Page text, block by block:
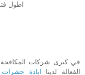
اطول
في كبرى شركات المكافحة
الفعالة لدينا ابادة حشرات